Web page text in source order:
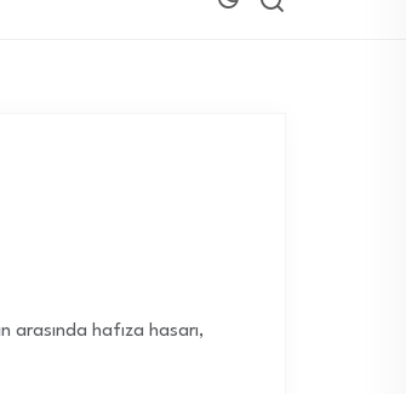
hafıza hasarı,